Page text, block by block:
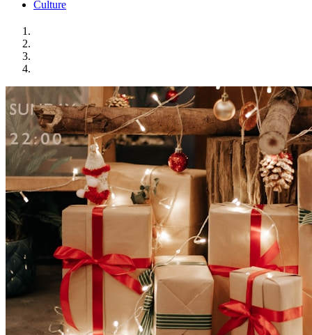
Culture